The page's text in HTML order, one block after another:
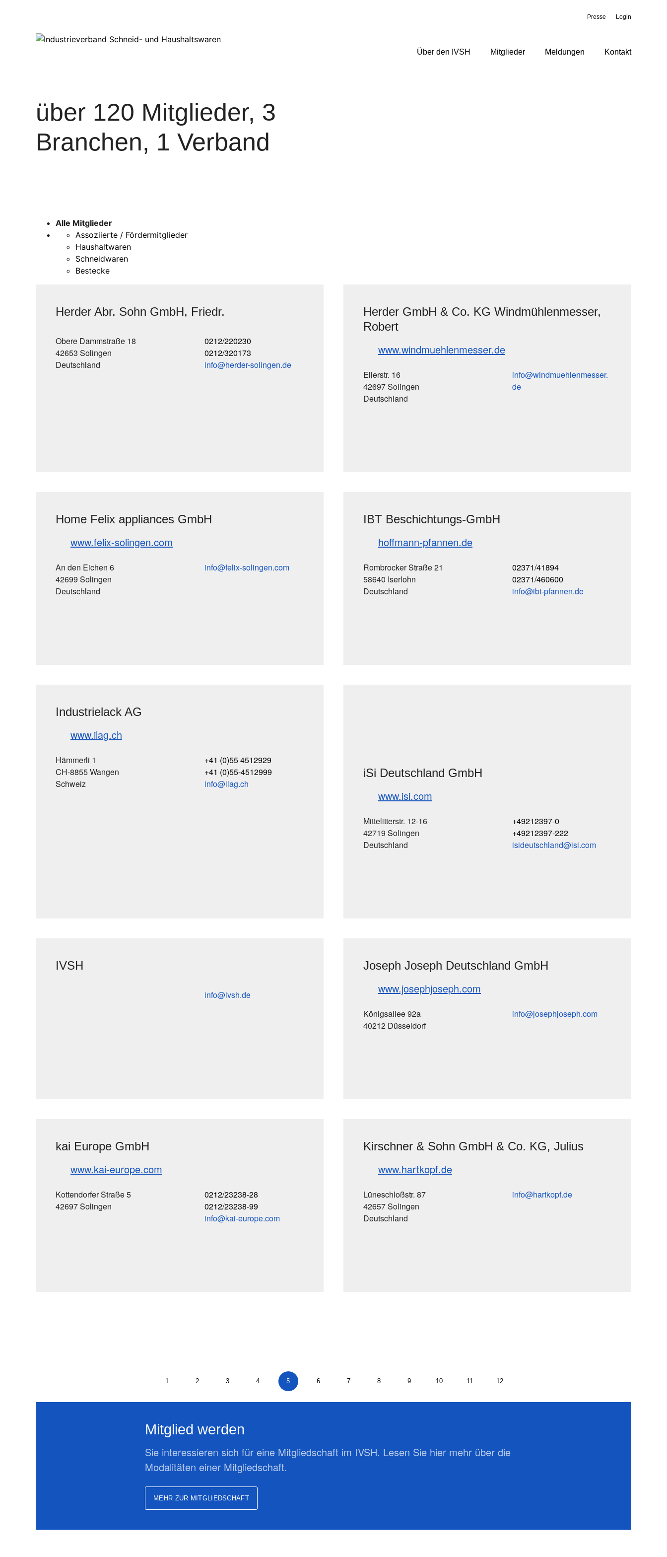
Presse Login
Über den IVSH Mitglieder Meldungen Kontakt
über 120 Mitglieder, 3
Branchen, 1 Verband
Alle Mitglieder
Assoziierte / Fördermitglieder
Haushaltwaren
Schneidwaren
Bestecke
Herder Abr. Sohn GmbH, Friedr.
Obere Dammstraße 18
42653 Solingen
Deutschland
0212/220230
0212/320173
info
herder-solingen de
Herder GmbH & Co. KG Windmühlenmesser,
Robert
www.windmuehlenmesser.de
Ellerstr. 16
42697 Solingen
Deutschland
info
windmuehlenmesser
de
Home Felix appliances GmbH
www.felix-solingen.com
An den Eichen 6
42699 Solingen
Deutschland
info felix-solingen com
IBT Beschichtungs-GmbH
hoffmann-pfannen.de
Rombrocker Straße 21
58640 Iserlohn
Deutschland
02371/41894
02371/460600
info
ibt-pfannen de
Industrielack AG
www.ilag.ch
Hämmerli 1
CH-8855 Wangen
Schweiz
+41 (0)55 4512929
+41 (0)55-4512999
info
ilag ch
iSi Deutschland GmbH
www.isi.com
Mittelitterstr. 12-16
42719 Solingen
Deutschland
+49212397-0
+49212397-222
isideutschland
isi com
IVSH
info ivsh de
Joseph Joseph Deutschland GmbH
www.josephjoseph.com
Königsallee 92a
40212 Düsseldorf
info josephjoseph com
kai Europe GmbH
www.kai-europe.com
Kottendorfer Straße 5
42697 Solingen
0212/23238-28
0212/23238-99
info
kai-europecom
Kirschner & Sohn GmbH & Co. KG, Julius
www.hartkopf.de
Lüneschloßstr. 87
42657 Solingen
Deutschland
info hartkopfde
1 2 3 4 5 6 7 8 9 10 11 12
Mitglied werden
Sie interessieren sich für eine Mitgliedschaft im IVSH. Lesen Sie hier mehr über die
Modalitäten einer Mitgliedschaft.
MEHR ZUR MITGLIEDSCHAFT